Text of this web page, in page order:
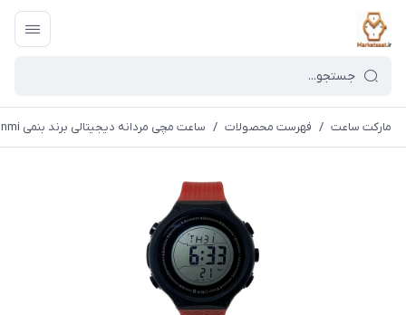
مارکت ساعت / فهرست محصولات / ساعت مچی مردانه دیجیتالی برند بنمی Bnmi